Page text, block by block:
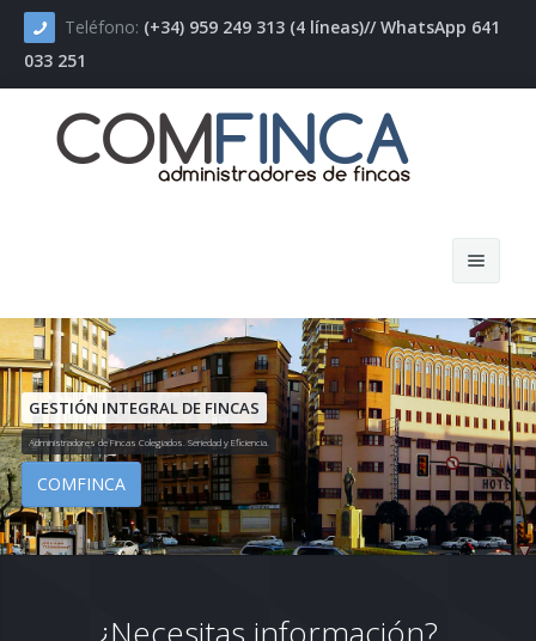
Teléfono: (+34) 959 249 313 (4 líneas)// WhatsApp 641
033 251
Inicio
COMFINCA
Servicios
Novedades
Presupuesto
GESTIÓN INTEGRAL DE FINCAS
Administradores de Fincas Colegiados. Seriedad y Eficiencia.
COMFINCA